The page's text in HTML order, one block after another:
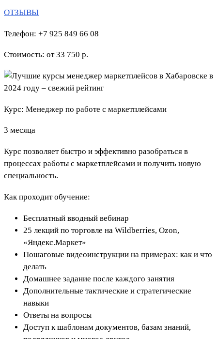
ОТЗЫВЫ
Телефон: +7 925 849 66 08
Стоимость: от 33 750 р.
Курс: Менеджер по работе с маркетплейсами
3 месяца
Курс позволяет быстро и эффективно разобраться в
процессах работы с маркетплейсами и получить новую
специальность.
Как проходит обучение:
Бесплатный вводный вебинар
25 лекций по торговле на Wildberries, Ozon,
«Яндекс.Маркет»
Пошаговые видеоинструкции на примерах: как и что
делать
Домашнее задание после каждого занятия
Дополнительные тактические и стратегические
навыки
Ответы на вопросы
Доступ к шаблонам документов, базам знаний,